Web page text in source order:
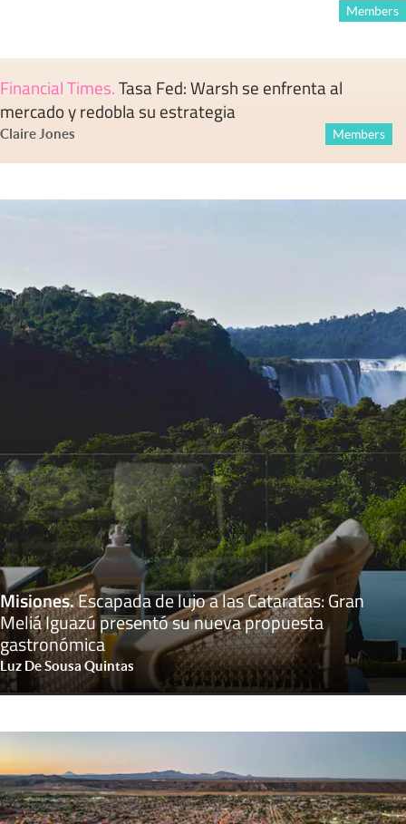
Members
Financial Times.Tasa Fed: Warsh se enfrenta al
mercado y redobla su estrategia
Claire Jones Members
Misiones.Escapada de lujo a las Cataratas: Gran
Meliá Iguazú presentó su nueva propuesta
gastronómica
Luz De Sousa Quintas